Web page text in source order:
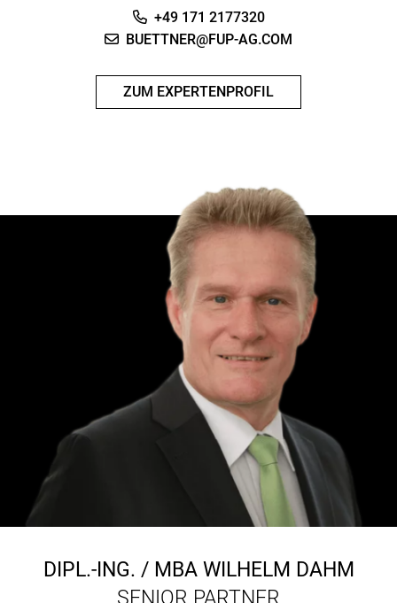
+49 171 2177320
BUETTNER@FUP-AG.COM
ZUM EXPERTENPROFIL
DIPL.-ING. / MBA WILHELM DAHM
SENIOR PARTNER